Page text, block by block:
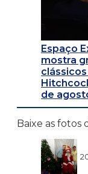
Espaço
mostra
de
Baixe as fotos